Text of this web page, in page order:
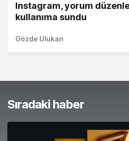
Instagram, yorum
kullanıma sundu
Gözde Ulukan
Sıradaki haber